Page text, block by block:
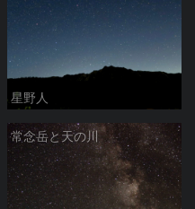
星野人
常念岳と天の川